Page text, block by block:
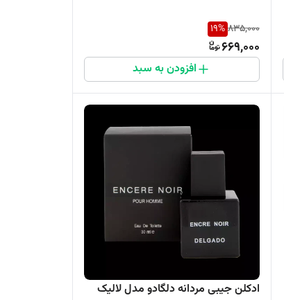
835,000
19%
669,000
افزودن به سبد
ادکلن جیبی مردانه دلگادو مدل لالیک